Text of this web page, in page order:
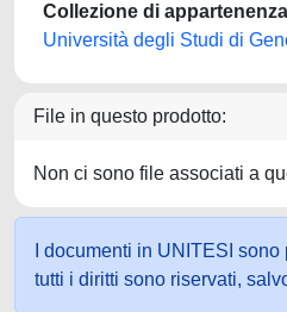
Collezione di appartenenza
Università degli Studi di
File in questo prodotto:
Non ci sono file associati a
I documenti in UNITESI
tutti i diritti sono riservati,